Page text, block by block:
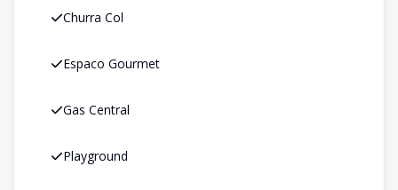
Churra Col
Espaco Gourmet
Gas Central
Playground